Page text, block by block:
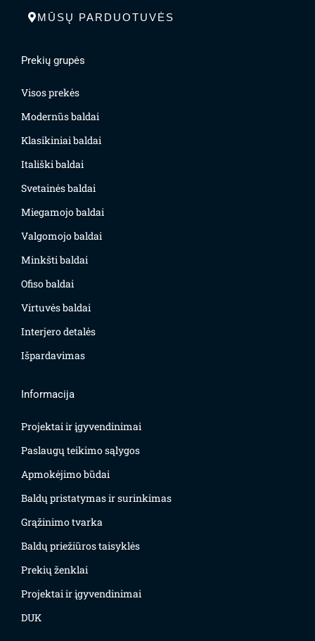
MŪSŲ PARDUOTUVĖS
Prekių grupės
Visos prekės
Modernūs baldai
Klasikiniai baldai
Itališki baldai
Svetainės baldai
Miegamojo baldai
Valgomojo baldai
Minkšti baldai
Ofiso baldai
Virtuvės baldai
Interjero detalės
Išpardavimas
Informacija
Projektai ir įgyvendinimai
Paslaugų teikimo sąlygos
Apmokėjimo būdai
Baldų pristatymas ir surinkimas
Grąžinimo tvarka
Baldų priežiūros taisyklės
Prekių ženklai
Projektai ir įgyvendinimai
DUK